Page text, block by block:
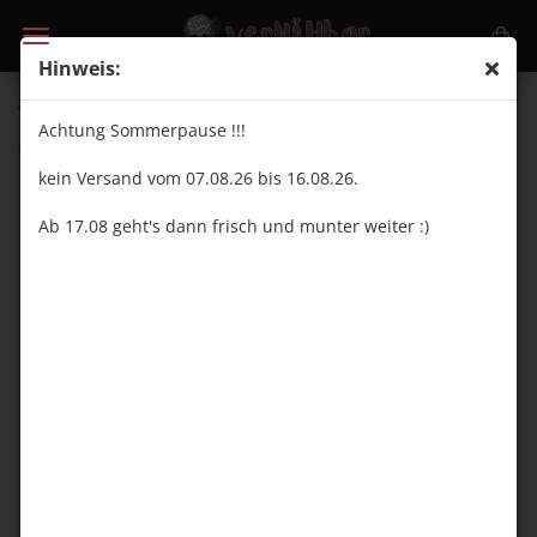
Hinweis:
Achtung Sommerpause !!!
kein Versand vom 07.08.26 bis 16.08.26.
Ab 17.08 geht's dann frisch und munter weiter :)
Trojalock 120 2500m - tiefbraun 1002
ZB24020